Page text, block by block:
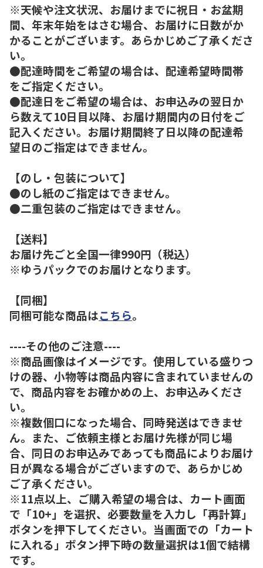
※天候や注文状況、お届けまでに祝日・お盆期
間、年末年始をはさむ場合、お届けに日数がか
かることがございます。あらかじめご了承くださ
い。
●配達時間をご希望の場合は、配達希望時間帯
をご指定ください。
●配達日をご希望の場合は、お申込みの翌日か
ら数えて10日目以降、お届け期間内の日付をご
記入ください。お届け期間終了日以降の配達希
望日のご指定はできません。
【のし・包装について】
●のし紙のご指定はできません。
●二重包装のご指定はできません。
【送料】
お届け先ごと全国一律990円（税込）
※ゆうパックでのお届けとなります。
【同梱】
同梱可能な商品はこちら。
----その他のご注意----
※商品画像はイメージです。使用している盛りつ
けの器、小物等は商品内容に含まれていませんの
で、商品内容をお確かめの上、お申込みくださ
い。
※複数個口になった場合、同時発送はできませ
ん。また、ご依頼主様とお届け先様が同じ場
合、同日のお申込みであっても商品によりお届け
日が異なる場合がございますので、あらかじめ
ご了承ください。
※11点以上、ご購入希望の場合は、カート画面
で「10+」を選択、必要数量を入力し「再計算」
ボタンを押下してください。当画面での「カート
に入れる」ボタン押下時の数量選択は1個で結構
です。